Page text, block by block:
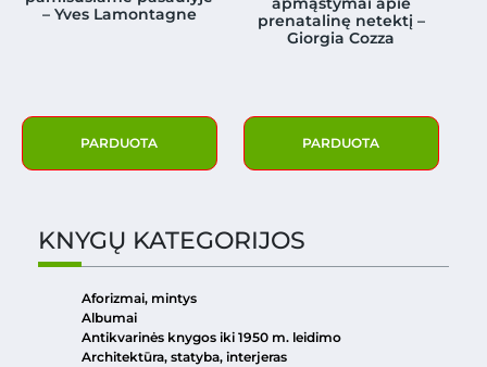
– Yves Lamontagne
PARDUOTA
prenatalinę netektį –
Giorgia Cozza
PARDUOTA
KNYGŲ KATEGORIJOS
Aforizmai, mintys
Albumai
Antikvarinės knygos iki 1950 m. leidimo
Architektūra, statyba, interjeras